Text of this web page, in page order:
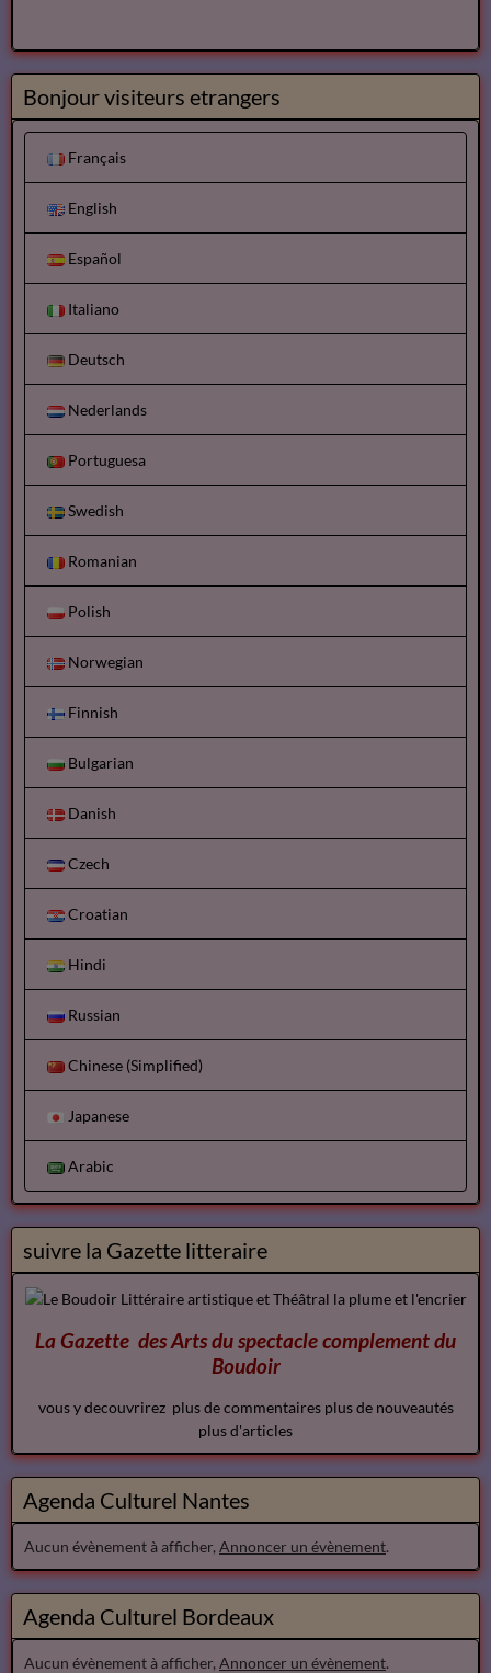
Bonjour visiteurs etrangers
Français
English
Español
Italiano
Deutsch
Nederlands
Portuguesa
Swedish
Romanian
Polish
Norwegian
Finnish
Bulgarian
Danish
Czech
Croatian
Hindi
Russian
Chinese (Simplified)
Japanese
Arabic
suivre la Gazette litteraire
La Gazette des Arts du spectaclecomplementdu
Boudoir
vous y decouvrirez plus de commentaires plus de nouveautés
plus d'articles
Agenda Culturel Nantes
Aucun évènement à afficher, Annoncer un évènement.
Agenda Culturel Bordeaux
Aucun évènement à afficher, Annoncer un évènement.